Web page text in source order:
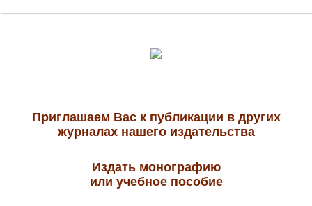
Приглашаем Вас к публикации в других
журналах нашего издательства
Издать монографию
или учебное пособие